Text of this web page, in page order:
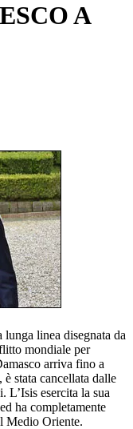
A
linea disegnata da
mondiale per
arriva fino a
stata cancellata dalle
esercita la sua
ha completamente
Medio Oriente.